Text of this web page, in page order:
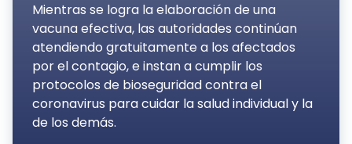
Mientras se logra la elaboración de una
vacuna efectiva, las autoridades continúan
atendiendo gratuitamente a los afectados
por el contagio, e instan a cumplir los
protocolos de bioseguridad contra el
coronavirus para cuidar la salud individual y la
de los demás.